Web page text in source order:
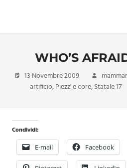
content
imprescindibile,
inevitabile
da
formato
monodose
nuova
WHO’S
13 Novembre 2009
artificio,Piezz' e core,Statale 17
Condividi:
E-mail Facebook